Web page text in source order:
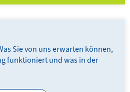
Sie von uns erwarten können,
funktioniert und was in der